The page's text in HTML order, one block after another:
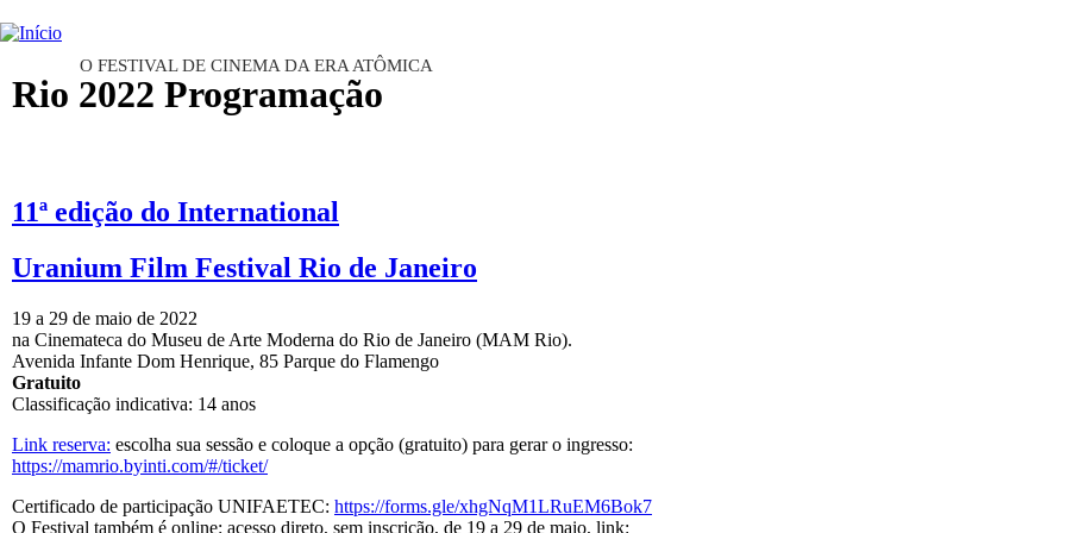
O FESTIVAL DE CINEMA DA ERA ATÔMICA
Rio 2022 Programação
11ª edição do International
Uranium Film Festival Rio de Janeiro
19 a 29 de maio de 2022
na Cinemateca do Museu de Arte Moderna do Rio de Janeiro (MAM Rio).
Avenida Infante Dom Henrique, 85 Parque do Flamengo
Gratuito
Classificação indicativa: 14 anos
Link reserva: escolha sua sessão e coloque a opção (gratuito) para gerar o ingresso:
https://mamrio.byinti.com/#/ticket/
Certificado de participação UNIFAETEC: https://forms.gle/xhgNqM1LRuEM6Bok7
O Festival também é online: acesso direto, sem inscrição, de 19 a 29 de maio, link: